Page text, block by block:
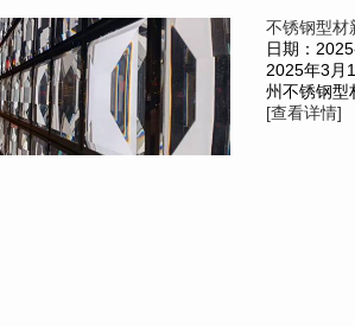
不锈钢型材
日期：
2025年3月
州不锈钢型
[查看详情]